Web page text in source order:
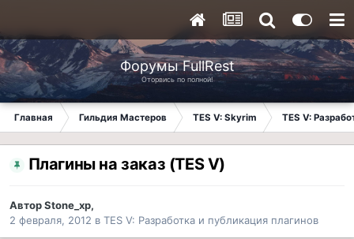
Форумы FullRest
Оторвись по полной!
Главная Гильдия Мастеров TES V: Skyrim TES V:
Плагины на заказ (TES V)
АвторStone_xp,
2 февраля, 2012 в TES V: Разработка и публикация плагинов